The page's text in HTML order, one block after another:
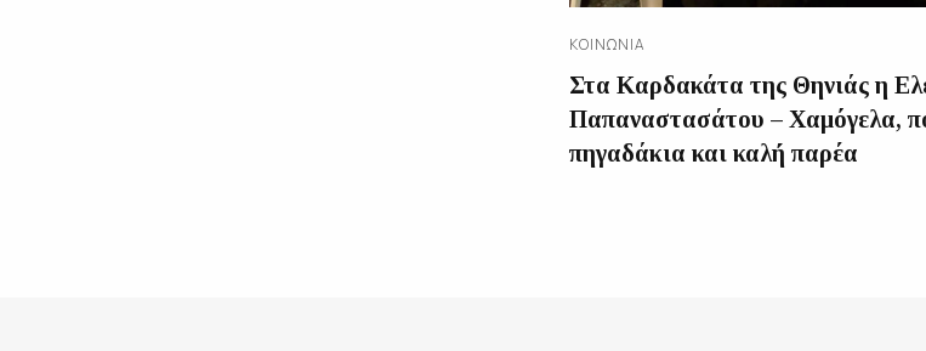
ΚΟΙΝΩΝΊΑ
Στα Καρδακάτα της Θηνιάς η
Παπαναστασάτου – Χαμόγελα,
πηγαδάκια και καλή παρέα